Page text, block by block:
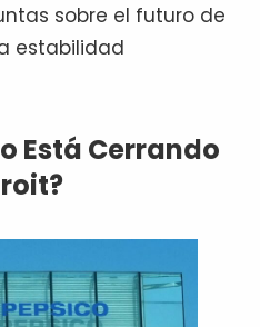
sobre el futuro de
estabilidad
Está Cerrando